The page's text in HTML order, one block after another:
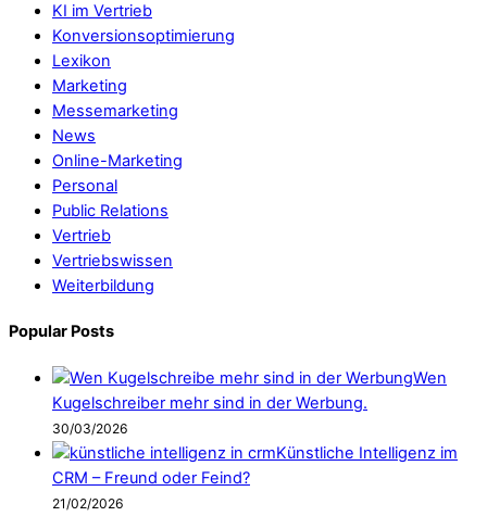
KI im Vertrieb
Konversionsoptimierung
Lexikon
Marketing
Messemarketing
News
Online-Marketing
Personal
Public Relations
Vertrieb
Vertriebswissen
Weiterbildung
Popular Posts
Wen
Kugelschreiber mehr sind in der Werbung.
30/03/2026
Künstliche Intelligenz im
CRM – Freund oder Feind?
21/02/2026